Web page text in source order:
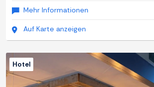
Mehr Informationen
Auf Karte anzeigen
Hotel